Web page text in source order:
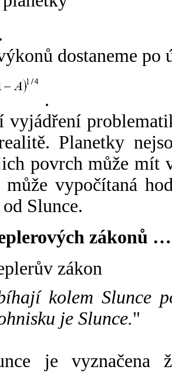
.
dostaneme po
.
vyjádření
Planetky
povrch může mít
může vypočítaná
Slunce.
zákonů …
zákon
kolem Slunce
je Slunce."
je vyznačena